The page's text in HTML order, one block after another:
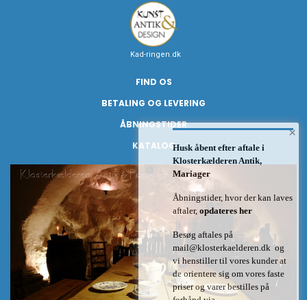
Kad-ringen.dk
FIND OS
BETALING OG LEVERING
ÅBNINGSTIDER
KATALOG
×
Husk åbent efter aftale i
Klosterkælderen Antik,
Mariager
Åbningstider, hvor der kan laves
aftaler, opdateres her
Besøg aftales på
mail@klosterkaelderen.dk og
vi henstiller til vores kunder at
de orientere sig om vores faste
priser og varer bestilles på